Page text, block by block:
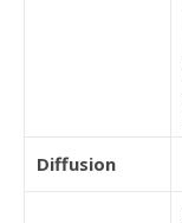
Diffusion